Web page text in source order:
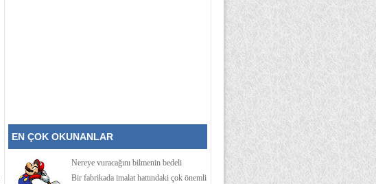
EN ÇOK OKUNANLAR
Nereye vuracağını bilmenin bedeli
Bir fabrikada imalat hattındaki çok önemli